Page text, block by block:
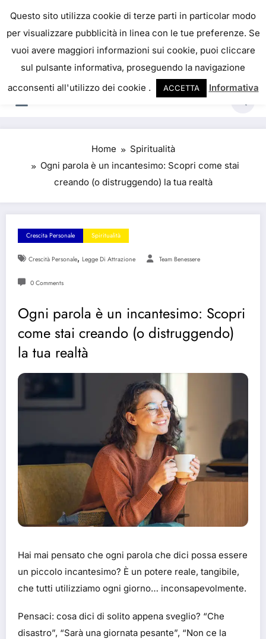
content
IL PORTALE DEL BENESSERE
La salute è come il denaro, non abbiamo mai una
vera idea del suo valore fino a quando la
perdiamo. Josh Billings
Home
Spiritualità
Ogni parola è un incantesimo: Scopri come stai
creando (o distruggendo) la tua realtà
Crescita Personale Spiritualità
Crescità Personale, Legge Di Attrazione Team Benessere
0 Comments
Ogni parola è un incantesimo: Scopri
come stai creando (o distruggendo)
la tua realtà
Hai mai pensato che ogni parola che dici possa essere
un piccolo incantesimo? È un potere reale, tangibile,
che tutti utilizziamo ogni giorno… inconsapevolmente.
Pensaci: cosa dici di solito appena sveglio? “Che
disastro”, “Sarà una giornata pesante”, “Non ce la
Questo sito utilizza cookie di terze parti in particolar modo
per visualizzare pubblicità in linea con le tue preferenze. Se
vuoi avere maggiori informazioni sui cookie, puoi cliccare
sul pulsante informativa, proseguendo la navigazione
acconsenti all'utilizzo dei cookie .
ACCETTA Informativa